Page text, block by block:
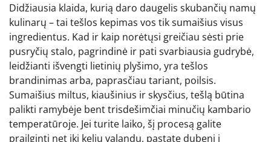
Didžiausia klaida, kurią daro daugelis skubančių namų
kulinarų – tai tešlos kepimas vos tik sumaišius visus
ingredientus. Kad ir kaip norėtųsi greičiau sėsti prie
pusryčių stalo, pagrindinė ir pati svarbiausia gudrybė,
leidžianti išvengti lietinių plyšimo, yra tešlos
brandinimas arba, paprasčiau tariant, poilsis.
Sumaišius miltus, kiaušinius ir skysčius, tešlą būtina
palikti ramybėje bent trisdešimčiai minučių kambario
temperatūroje. Jei turite laiko, šį procesą galite
prailginti net iki kelių valandų, pastatę dubenį į